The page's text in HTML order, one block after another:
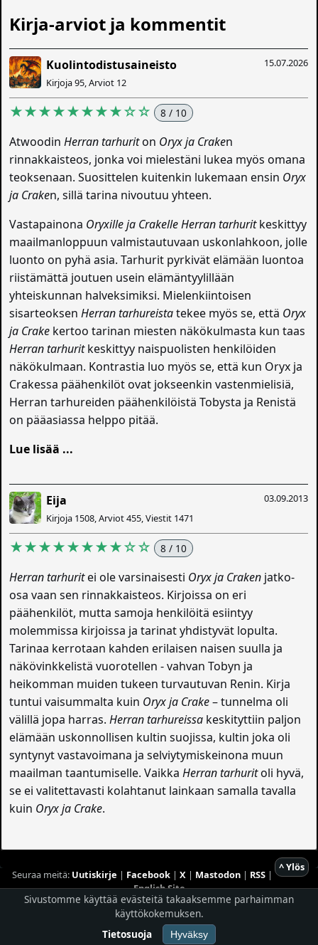
Kirja-arviot ja kommentit
15.07.2026
Kuolintodistusaineisto
Kirjoja 95, Arviot 12
★★★★★★★★☆☆ 8 / 10
AtwoodinHerran tarhuriton Oryx ja Craken
rinnakkaisteos, jonka voi mielestäni lukea myös omana
teoksenaan. Suosittelen kuitenkin lukemaan ensin Oryx
ja Craken, sillä tarina nivoutuu yhteen.
Vastapainona Oryxille ja Crakelle Herran tarhuritkeskittyy
maailmanloppuun valmistautuvaan uskonlahkoon, jolle
luonto on pyhä asia. Tarhurit pyrkivät elämään luontoa
riistämättä joutuen usein elämäntyylillään
yhteiskunnan halveksimiksi. Mielenkiintoisen
sisarteoksenHerran tarhureistatekee myös se, että Oryx
ja Crake kertoo tarinan miesten näkökulmasta kun taas
Herran tarhuritkeskittyy naispuolisten henkilöiden
näkökulmaan. Kontrastia luo myös se, että kun Oryx ja
Crakessa päähenkilöt ovat jokseenkin vastenmielisiä,
Herran tarhureiden päähenkilöistä Tobysta ja Renistä
on pääasiassa helppo pitää.
Lue lisää ...
03.09.2013
Eija
Kirjoja 1508, Arviot 455, Viestit 1471
★★★★★★★★☆☆ 8 / 10
Herran tarhuritei ole varsinaisesti Oryx ja Craken jatko-
osa vaan sen rinnakkaisteos. Kirjoissa on eri
päähenkilöt, mutta samoja henkilöitä esiintyy
molemmissa kirjoissa ja tarinat yhdistyvät lopulta.
Tarinaa kerrotaan kahden erilaisen naisen suulla ja
näkövinkkelistä vuorotellen - vahvan Tobyn ja
heikomman muiden tukeen turvautuvan Renin. Kirja
tuntui vaisummalta kuin Oryx ja Crake– tunnelma oli
välillä jopa harras.Herran tarhureissa keskityttiin paljon
elämään uskonnollisen kultin suojissa, kultin joka oli
syntynyt vastavoimana ja selviytymiskeinona muun
maailman taantumiselle. VaikkaHerran tarhuritoli hyvä,
se ei valitettavasti kolahtanut lainkaan samalla tavalla
kuin Oryx ja Crake.
^ Ylös
Seuraa meitä: Uutiskirje | Facebook| X| Mastodon| RSS|
English Site
Hostingpalvelun tarjoaaPlaneetta Internet Oy
© 1996 - 2026 Risingshadow. Kaikki oikeudet pidätetään.
Sivustomme käyttää evästeitä takaaksemme parhaimman
käyttökokemuksen.
Tietosuoja
Hyväksy